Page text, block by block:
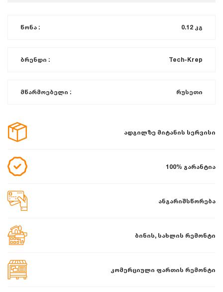
წონა : 0.12 კგ
ბრენდი : Tech-Krep
მწარმოებელი : რუსეთი
ადგილზე მიტანის სერვისი
100% გარანტია
ანგარიშსწორება
ბინის, სახლის რემონტი
კომერციული ფართის რემონტი